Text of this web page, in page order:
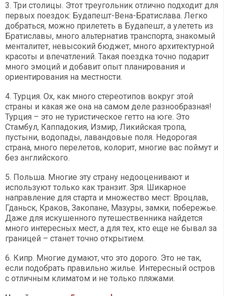
3. Три столицы. Этот треугольник отлично подходит для
первых поездок: Будапешт-Вена-Братислава. Легко
добраться, можно прилететь в Будапешт, а улететь из
Братиславы, много альтернатив транспорта, знакомый
менталитет, невысокий бюджет, много архитектурной
красоты и впечатлений. Такая поездка точно подарит
много эмоций и добавит опыт планирования и
ориентирования на местности.
4. Турция. Ох, как много стереотипов вокруг этой
страны и какая же она на самом деле разнообразная!
Турция – это не туристическое гетто на юге. Это
Стамбул, Каппадокия, Измир, Ликийская тропа,
пустыни, водопады, лавандовые поля. Недорогая
страна, много перелетов, колорит, многие вас поймут и
без английского.
5. Польша. Многие эту страну недооценивают и
используют только как транзит. Зря. Шикарное
направление для старта и множество мест: Вроцлав,
Гданьск, Краков, Закопане, Мазуры, замки, побережье.
Даже для искушенного путешественника найдется
много интересных мест, а для тех, кто еще не бывал за
границей – станет точно открытием.
6. Кипр. Многие думают, что это дорого. Это не так,
если подобрать правильно жилье. Интересный остров
с отличным климатом и не только пляжами.